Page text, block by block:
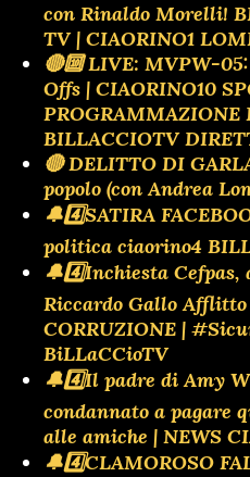
con Rinaldo Morelli!
TV | CIAORINO1
🔴🔟 LIVE: MVPW-
Offs | CIAORINO10
PROGRAMMAZIONE
BILLACCIOTV
🔴 DELITTO DI
popolo (con Andrea
🔔4️⃣SATIRA
politica ciaorino4
🔔4️⃣Inchiesta
Riccardo Gallo
CORRUZIONE |
BiLLaCCioTV
🔔4️⃣Il padre di Amy
condannato a pagare
alle amiche | NEWS
🔔4️⃣CLAMOROSO